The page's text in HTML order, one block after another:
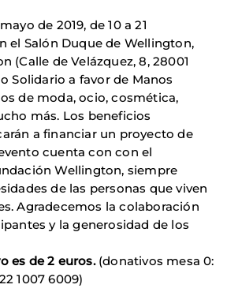
de 2019, de 10 a 21
el Salón Duque de Wellington,
(Calle de Velázquez, 8, 28001
Solidario a favor de Manos
de moda, ocio, cosmética,
más. Los beneficios
a financiar un proyecto de
cuenta con con el
Wellington, siempre
de las personas que viven
Agradecemos la colaboración
y la generosidad de los
es de 2 euros. (donativos mesa 0:
1007 6009)